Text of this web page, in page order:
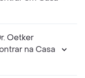
Oetker
na Casa